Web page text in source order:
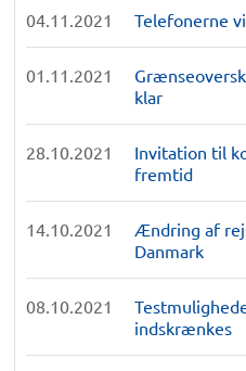
04.11.2021 Telefonerne
01.11.2021
klar
28.10.2021
Invitation til
fremtid
14.10.2021
Ændring af
Danmark
08.10.2021
indskrænkes